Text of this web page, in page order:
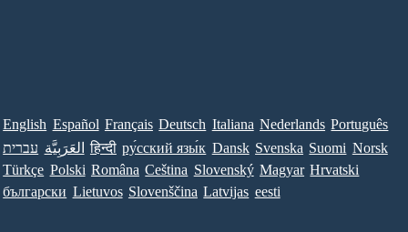
English Español Français Deutsch Italiana Nederlands Português
עברית العَرَبِيَّة हिन्दी ру́сский язы́к Dansk Svenska Suomi Norsk
Türkçe Polski Româna Ceština Slovenský Magyar Hrvatski
български Lietuvos Slovenščina Latvijas eesti